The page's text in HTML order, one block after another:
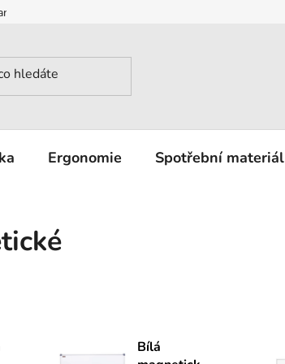
osobních údajů
Ergonomie Spotřební materiál
Bílá